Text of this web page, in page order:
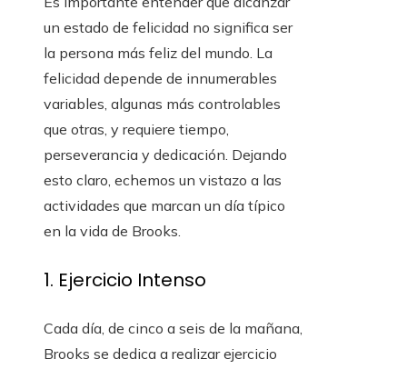
un estado de felicidad no significa ser
la persona más feliz del mundo. La
felicidad depende de innumerables
variables, algunas más controlables
que otras, y requiere tiempo,
perseverancia y dedicación. Dejando
esto claro, echemos un vistazo a las
actividades que marcan un día típico
en la vida de Brooks.
1. Ejercicio Intenso
Cada día, de cinco a seis de la mañana,
Brooks se dedica a realizar ejercicio